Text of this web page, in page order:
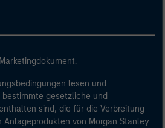
lesen und
gesetzliche und
sind, die für die Verbreitung
Anlageprodukten von Morgan Stanley